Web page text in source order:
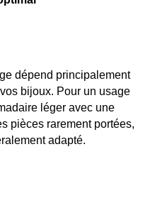
dépend principalement
bijoux. Pour un usage
léger avec une
pièces rarement portées,
adapté.